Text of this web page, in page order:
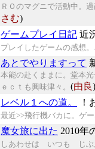
ＲＯのマグニで活動中。
さむ)
ゲームプレイ日記 近
プレイしたゲームの感想。
あとでやりますって
本能の赴くままに。堂本
ｅｃｔも興味津々。 (由良)
レベル１への道。 ！
最近>>飛行機バカに。ゲ
魔女旅に出た 2010年
しあわせは いつも じ